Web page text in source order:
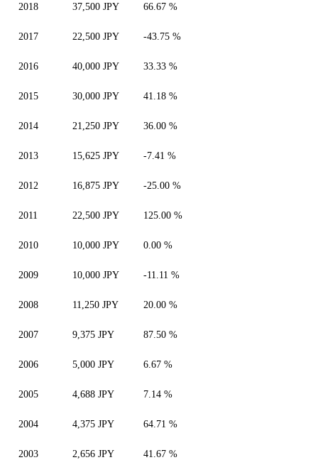
2018 37,500 JPY 66.67 %
2017 22,500 JPY -43.75 %
2016 40,000 JPY 33.33 %
2015 30,000 JPY 41.18 %
2014 21,250 JPY 36.00 %
2013 15,625 JPY -7.41 %
2012 16,875 JPY -25.00 %
2011 22,500 JPY 125.00 %
2010 10,000 JPY 0.00 %
2009 10,000 JPY -11.11 %
2008 11,250 JPY 20.00 %
2007 9,375 JPY 87.50 %
2006 5,000 JPY 6.67 %
2005 4,688 JPY 7.14 %
2004 4,375 JPY 64.71 %
2003 2,656 JPY 41.67 %